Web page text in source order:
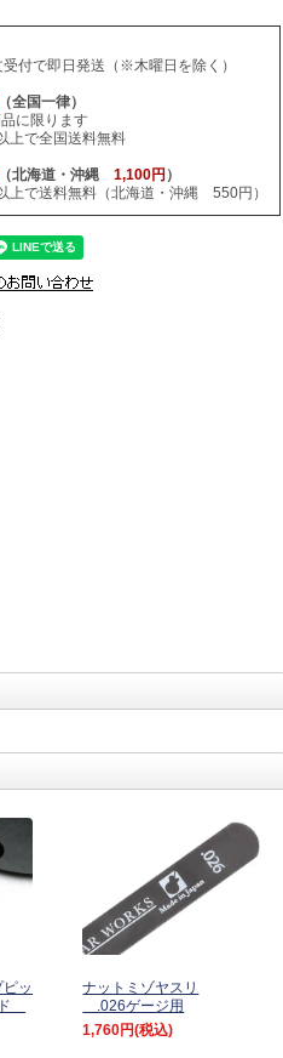
付で即日発送（※木曜日を除く）
（全国一律）
に限ります
上で全国送料無料
（北海道・沖縄 1,100円 ）
上で送料無料（北海道・沖縄 550円）
ッ
ナットミゾヤスリ
.026ゲージ用
1,760円(税込)